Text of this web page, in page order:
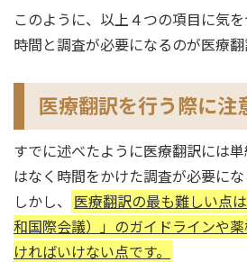
このように、以上４つの項目に気
時間と調査が必要になるのが医療翻
医療翻訳を行う際に注
すでに述べたように医療翻訳には
はなく時間をかけた調査が必要にな
しかし、
医療翻訳の最も難しい点
和国際会議）」のガイドラインや
ければいけない点です。